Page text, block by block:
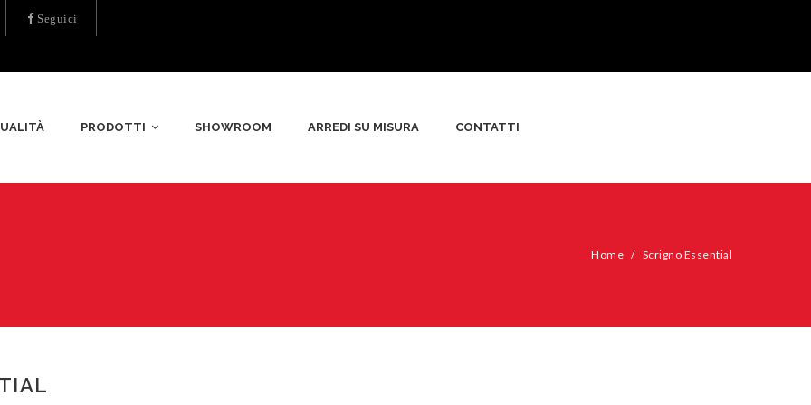
Seguici
PRODOTTI SHOWROOM ARREDI SU MISURA CONTATTI
Home / Scrigno Essential